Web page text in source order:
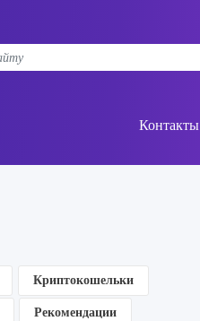
Контакты
Криптокошельки
Рекомендации